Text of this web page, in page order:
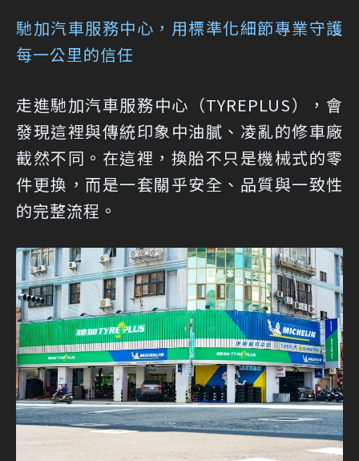
馳加汽車服務中心，用標準化細節專業守護
每一公里的信任
走進馳加汽車服務中心（TYREPLUS），會
發現這裡與傳統印象中油膩、凌亂的修車廠
截然不同。在這裡，換胎不只是機械式的零
件更換，而是一套關乎安全、品質與一致性
的完整流程。